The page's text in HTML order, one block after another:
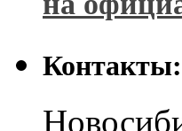
Контакты: